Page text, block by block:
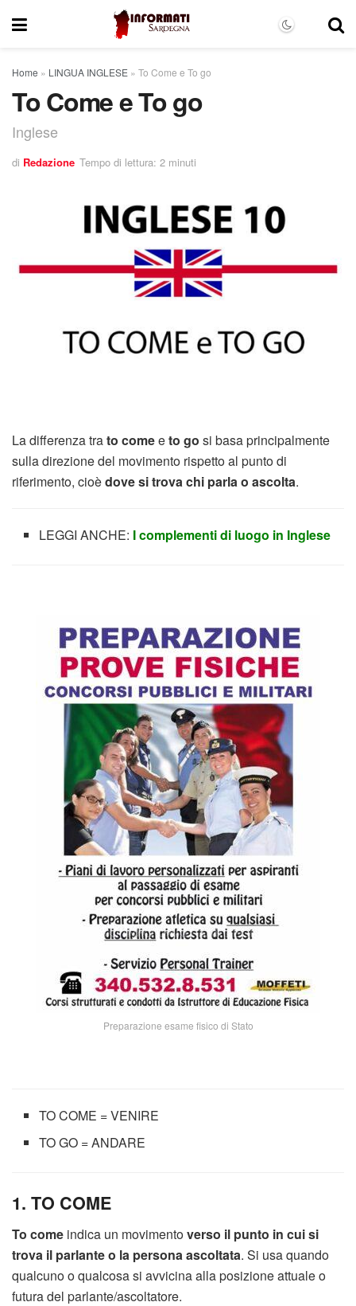
Home » LINGUA INGLESE » To Come e To go
To Come e To go
Inglese
di Redazione Tempo di lettura: 2 minuti
La differenza trato comeeto go si basa principalmente
sulla direzione del movimento rispetto al punto di
riferimento, cioèdove si trova chi parla o ascolta.
LEGGI ANCHE: I complementi di luogo in Inglese
Preparazione esame fisico di Stato
TO COME = VENIRE
TO GO = ANDARE
1. TO COME
To come indica un movimentoverso il punto in cui si
trova il parlante o la persona ascoltata. Si usa quando
qualcuno o qualcosa si avvicina alla posizione attuale o
futura del parlante/ascoltatore.